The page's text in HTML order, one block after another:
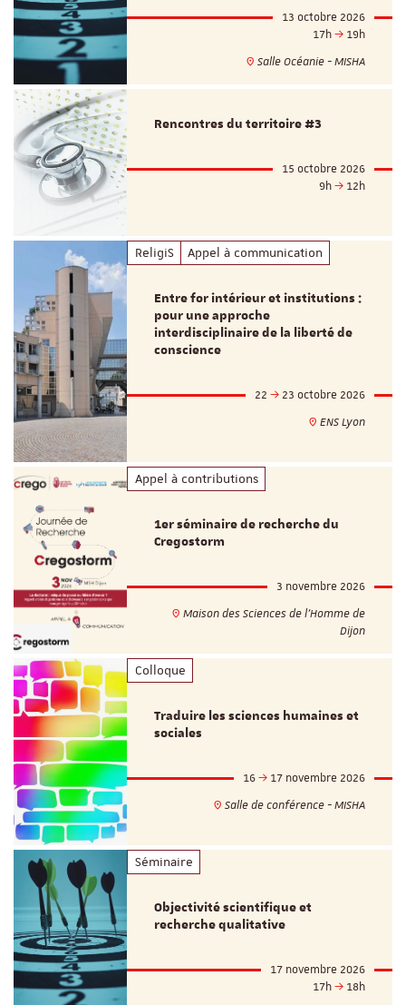
13 octobre 2026
17h
19h
Salle Océanie - MISHA
Rencontres du territoire #3
15 octobre 2026
9h
12h
ReligiS Appel à communication
Entre for intérieur et institutions :
pour une approche
interdisciplinaire de la liberté de
conscience
22
23 octobre 2026
ENS Lyon
Appel à contributions
1er séminaire de recherche du
Cregostorm
3 novembre 2026
Maison des Sciences de l'Homme de
Dijon
Colloque
Traduire les sciences humaines et
sociales
16
17 novembre 2026
Salle de conférence - MISHA
Séminaire
Objectivité scientifique et
recherche qualitative
17 novembre 2026
17h
18h